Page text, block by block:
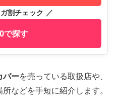
割チェック ／
で探す
バーを売っている取扱店や、
などを手短に紹介します。